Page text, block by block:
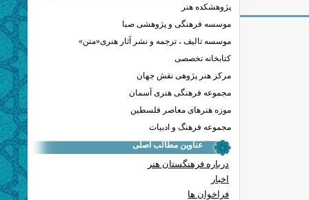
پژوهشکده هنر
موسسه فرهنگی و پژوهشی صبا
موسسه تالیف ، ترجمه و نشر آثار هنری«متن»
کتابخانه تخصصی
مرکز هنر پژوهی نقش جهان
مجموعه فرهنگی هنری آسمان
موزه هنرهای معاصر فلسطین
مجموعه فرهنگ و ادبیات
عناوین مطالب اصلی
درباره فرهنگستان هنر
اخبار
فراخوان ها